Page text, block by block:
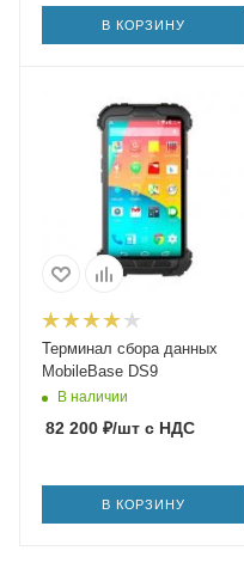
В КОРЗИНУ
Терминал сбора данных
MobileBase DS9
В наличии
82 200 ₽/шт с НДС
В КОРЗИНУ